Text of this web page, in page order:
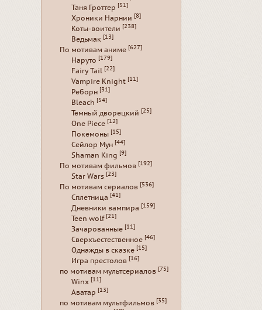
Таня Гроттер [51]
Хроники Нарнии [8]
Коты-воители [238]
Ведьмак [13]
По мотивам аниме [627]
Наруто [179]
Fairy Tail [22]
Vampire Knight [11]
Реборн [31]
Bleach [54]
Темный дворецкий [25]
One Piece [12]
Покемоны [15]
Сейлор Мун [44]
Shaman King [9]
По мотивам фильмов [192]
Star Wars [23]
По мотивам сериалов [536]
Сплетница [41]
Дневники вампира [159]
Teen wolf [21]
Зачарованные [11]
Сверхъестественное [46]
Однажды в сказке [15]
Игра престолов [16]
по мотивам мультсериалов [75]
Winx [11]
Аватар [13]
по мотивам мультфильмов [35]